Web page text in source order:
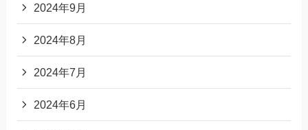
2024年9月
2024年8月
2024年7月
2024年6月